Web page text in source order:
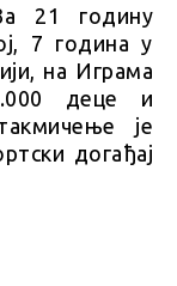
21 годину
7 година у
на Играма
деце и
је
догађај